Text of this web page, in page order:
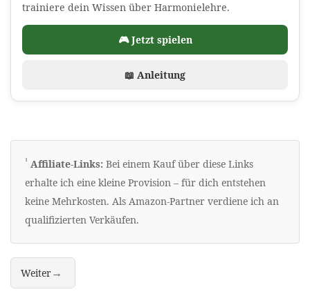
trainiere dein Wissen über Harmonielehre.
🎮 Jetzt spielen
📖 Anleitung
Erklärung zu Werbelinks
¹ Affiliate-Links: Bei einem Kauf über diese Links
erhalte ich eine kleine Provision – für dich entstehen
keine Mehrkosten. Als Amazon-Partner verdiene ich an
qualifizierten Verkäufen.
Weiter
"Noten-Trainer" online üben – kostenlos, ohne App, direkt im
→